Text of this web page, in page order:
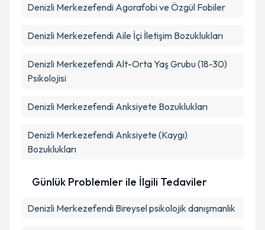
Denizli Merkezefendi Agorafobi ve Özgül Fobiler
Denizli Merkezefendi Aile İçi İletişim Bozuklukları
Denizli Merkezefendi Alt-Orta Yaş Grubu (18-30)
Psikolojisi
Denizli Merkezefendi Anksiyete Bozuklukları
Denizli Merkezefendi Anksiyete (Kaygı)
Bozuklukları
Günlük Problemler ile İlgili Tedaviler
Denizli Merkezefendi Bireysel psikolojik danışmanlık